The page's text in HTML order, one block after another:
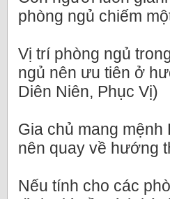
phòng ngủ chiếm
Vị trí phòng ngủ
ngủ nên ưu tiên ở
Diên Niên, Phục Vị)
Gia chủ mang
nên quay về hướng
Nếu tính cho các